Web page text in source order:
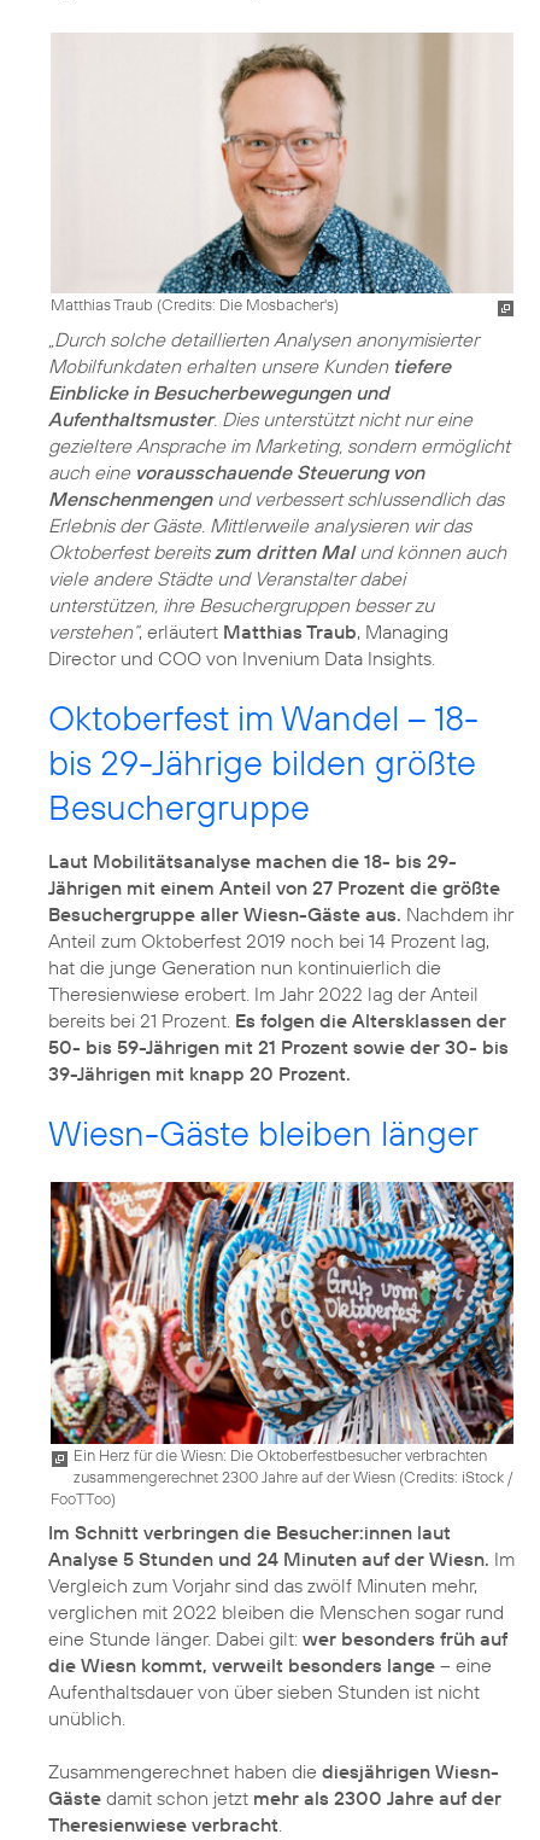
Matthias Traub (Credits: Die Mosbacher's)
„Durch solche detaillierten Analysen anonymisierter
Mobilfunkdaten erhalten unsere Kunden tiefere
Einblicke in Besucherbewegungen und
Aufenthaltsmuster. Dies unterstützt nicht nur eine
gezieltere Ansprache im Marketing, sondern ermöglicht
auch eine vorausschauende Steuerung von
Menschenmengenund verbessert schlussendlich das
Erlebnis der Gäste. Mittlerweile analysieren wir das
Oktoberfest bereitszum dritten Malund können auch
viele andere Städte und Veranstalter dabei
unterstützen, ihre Besuchergruppen besser zu
verstehen“, erläutert Matthias Traub, Managing
Director und COO von Invenium Data Insights.
Oktoberfest im Wandel – 18-
bis 29-Jährige bilden größte
Besuchergruppe
Laut Mobilitätsanalyse machen die 18- bis 29-
Jährigen mit einem Anteil von 27 Prozent die größte
Besuchergruppe aller Wiesn-Gäste aus. Nachdem ihr
Anteil zum Oktoberfest 2019 noch bei 14 Prozent lag,
hat die junge Generation nun kontinuierlich die
Theresienwiese erobert. Im Jahr 2022 lag der Anteil
bereits bei 21 Prozent. Es folgen die Altersklassen der
50- bis 59-Jährigen mit 21 Prozent sowie der 30- bis
39-Jährigen mit knapp 20 Prozent.
Wiesn-Gäste bleiben länger
Ein Herz für die Wiesn: Die Oktoberfestbesucher verbrachten
zusammengerechnet 2300 Jahre auf der Wiesn (Credits: iStock /
FooTToo)
Im Schnitt verbringen die Besucher:innen laut
Analyse 5 Stunden und 24 Minuten auf der Wiesn. Im
Vergleich zum Vorjahr sind das zwölf Minuten mehr,
verglichen mit 2022 bleiben die Menschen sogar rund
eine Stunde länger. Dabei gilt: wer besonders früh auf
die Wiesn kommt, verweilt besonders lange – eine
Aufenthaltsdauer von über sieben Stunden ist nicht
unüblich.
Zusammengerechnet haben die diesjährigen Wiesn-
Gäste damit schon jetzt mehr als 2300 Jahre auf der
Theresienwiese verbracht